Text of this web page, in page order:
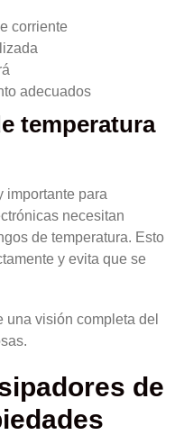
corriente
adecuados
temperatura
importante para
necesitan
de temperatura. Esto
y evita que se
visión completa del
de